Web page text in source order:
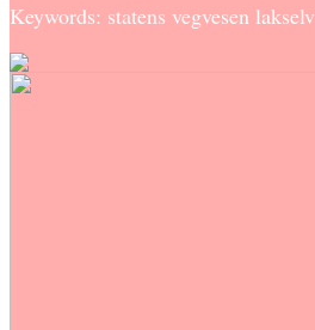
Keywords: statens vegvesen lakselv